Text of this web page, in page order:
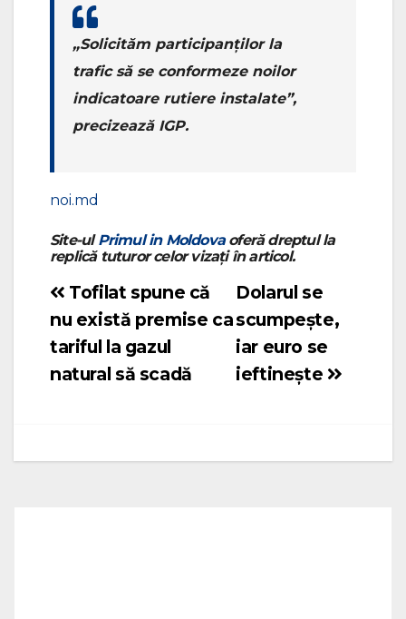
„Solicităm participanților la
trafic să se conformeze noilor
indicatoare rutiere instalate”,
precizează IGP.
noi.md
Site-ulPrimul in Moldovaoferă dreptul la
replică tuturor celor vizați în articol.
Navigare
în
articole
Dolarul se
scumpește,
iar euro se
ieftinește
Tofilat spune că
nu există premise ca
tariful la gazul
natural să scadă